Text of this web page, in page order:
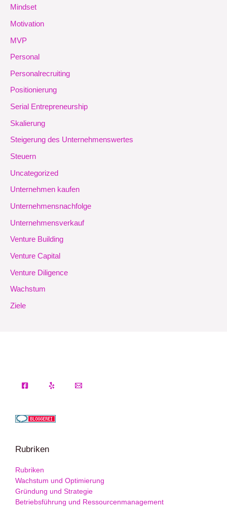
Mindset
Motivation
MVP
Personal
Personalrecruiting
Positionierung
Serial Entrepreneurship
Skalierung
Steigerung des Unternehmenswertes
Steuern
Uncategorized
Unternehmen kaufen
Unternehmensnachfolge
Unternehmensverkauf
Venture Building
Venture Capital
Venture Diligence
Wachstum
Ziele
Rubriken
Rubriken
Wachstum und Optimierung
Gründung und Strategie
Betriebsführung und Ressourcenmanagement